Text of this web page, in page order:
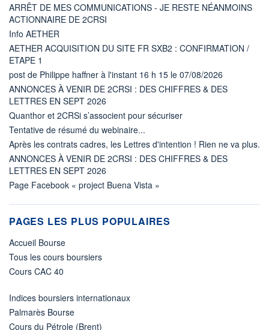
ARRÊT DE MES COMMUNICATIONS - JE RESTE NÉANMOINS
ACTIONNAIRE DE 2CRSI
Info AETHER
AETHER ACQUISITION DU SITE FR SXB2 : CONFIRMATION /
ETAPE 1
post de Philippe haffner à l'instant 16 h 15 le 07/08/2026
ANNONCES À VENIR DE 2CRSI : DES CHIFFRES & DES
LETTRES EN SEPT 2026
Quanthor et 2CRSi s’associent pour sécuriser
Tentative de résumé du webinaire...
Après les contrats cadres, les Lettres d'intention ! Rien ne va plus.
ANNONCES À VENIR DE 2CRSI : DES CHIFFRES & DES
LETTRES EN SEPT 2026
Page Facebook « project Buena Vista »
PAGES LES PLUS POPULAIRES
Accueil Bourse
Tous les cours boursiers
Cours CAC 40
Indices boursiers internationaux
Palmarès Bourse
Cours du Pétrole (Brent)